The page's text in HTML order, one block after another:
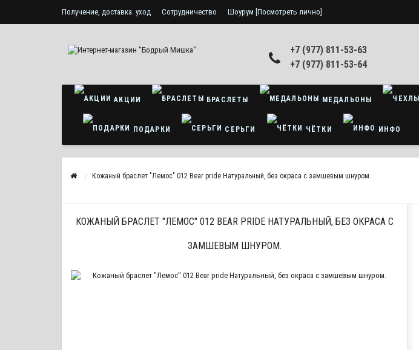
Получение, доставка. уход Сотрудничество Шоурум [Посмотреть лично]
+7 (977) 811-53-63
+7 (977) 811-53-64
АКЦИИ БРАСЛЕТЫ МЕДАЛЬОНЫ
ПОДАРКИ СЕРЬГИ ЧЁТКИ ИНФО
Кожаный браслет "Лемос" 012 Bear pride Натуральный, без окраса с замшевым шнуром.
КОЖАНЫЙ БРАСЛЕТ "ЛЕМОС" 012 BEAR PRIDE НАТУРАЛЬНЫЙ, БЕЗ ОКРАСА С
ЗАМШЕВЫМ ШНУРОМ.